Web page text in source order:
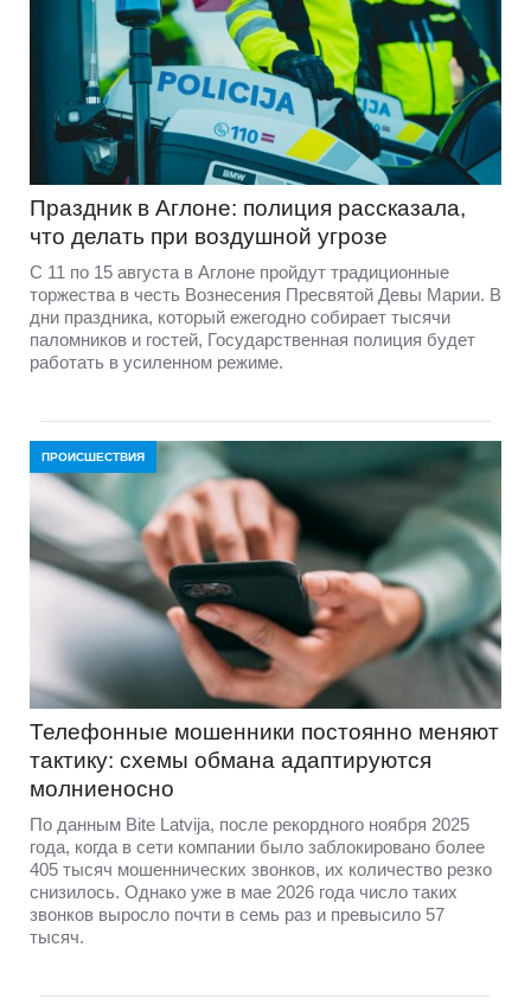
Праздник в Аглоне: полиция рассказала,
что делать при воздушной угрозе
С 11 по 15 августа в Аглоне пройдут традиционные
торжества в честь Вознесения Пресвятой Девы Марии. В
дни праздника, который ежегодно собирает тысячи
паломников и гостей, Государственная полиция будет
работать в усиленном режиме.
ПРОИСШЕСТВИЯ
Телефонные мошенники постоянно меняют
тактику: схемы обмана адаптируются
молниеносно
По данным Bite Latvija, после рекордного ноября 2025
года, когда в сети компании было заблокировано более
405 тысяч мошеннических звонков, их количество резко
снизилось. Однако уже в мае 2026 года число таких
звонков выросло почти в семь раз и превысило 57
тысяч.